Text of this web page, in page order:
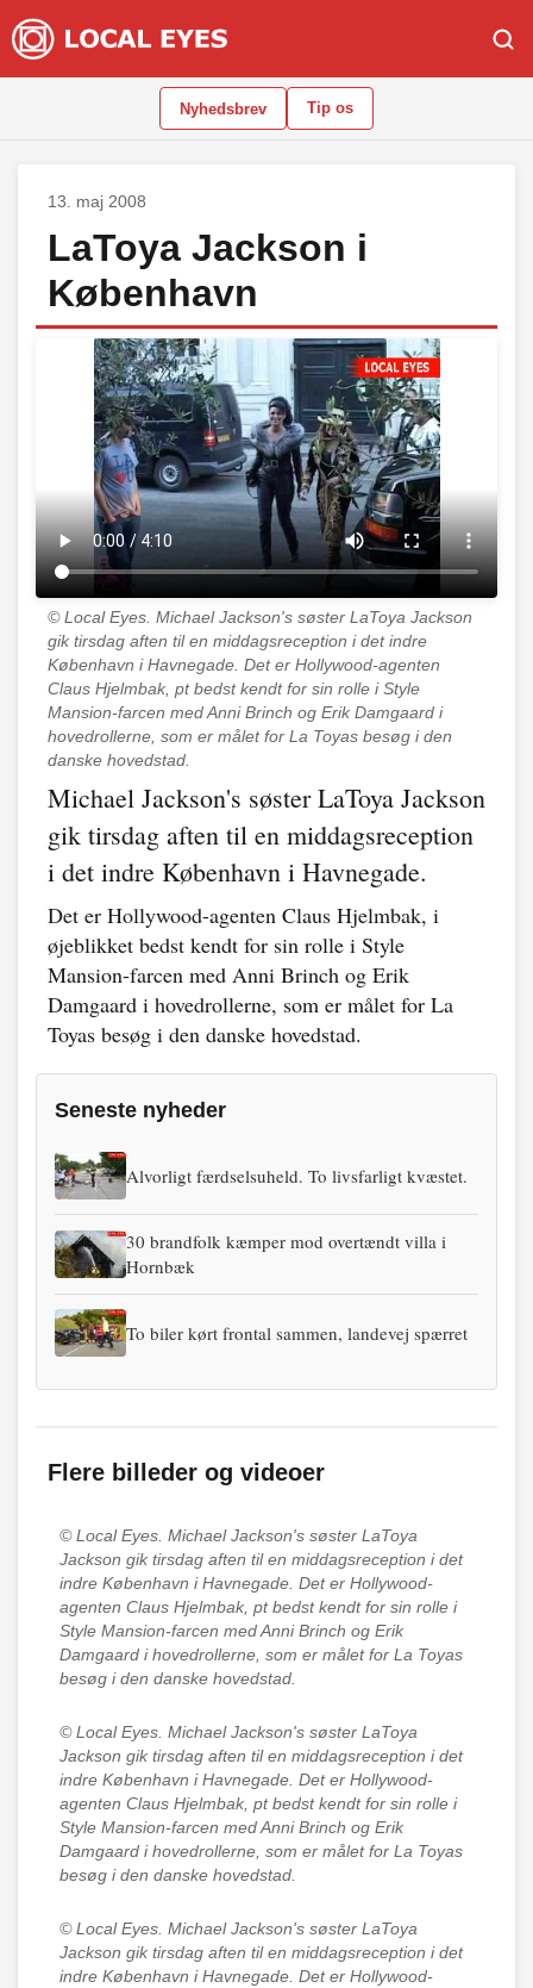
Nyhedsbrev Tip os
13. maj 2008
LaToya Jackson i
København
© Local Eyes. Michael Jackson's søster LaToya Jackson
gik tirsdag aften til en middagsreception i det indre
København i Havnegade. Det er Hollywood-agenten
Claus Hjelmbak, pt bedst kendt for sin rolle i Style
Mansion-farcen med Anni Brinch og Erik Damgaard i
hovedrollerne, som er målet for La Toyas besøg i den
danske hovedstad.
Michael Jackson's søster LaToya Jackson
gik tirsdag aften til en middagsreception
i det indre København i Havnegade.
Det er Hollywood-agenten Claus Hjelmbak, i
øjeblikket bedst kendt for sin rolle i Style
Mansion-farcen med Anni Brinch og Erik
Damgaard i hovedrollerne, som er målet for La
Toyas besøg i den danske hovedstad.
Seneste nyheder
Alvorligt færdselsuheld. To livsfarligt kvæstet.
30 brandfolk kæmper mod overtændt villa i
Hornbæk
To biler kørt frontal sammen, landevej spærret
Flere billeder og videoer
© Local Eyes. Michael Jackson's søster LaToya
Jackson gik tirsdag aften til en middagsreception i det
indre København i Havnegade. Det er Hollywood-
agenten Claus Hjelmbak, pt bedst kendt for sin rolle i
Style Mansion-farcen med Anni Brinch og Erik
Damgaard i hovedrollerne, som er målet for La Toyas
besøg i den danske hovedstad.
© Local Eyes. Michael Jackson's søster LaToya
Jackson gik tirsdag aften til en middagsreception i det
indre København i Havnegade. Det er Hollywood-
agenten Claus Hjelmbak, pt bedst kendt for sin rolle i
Style Mansion-farcen med Anni Brinch og Erik
Damgaard i hovedrollerne, som er målet for La Toyas
besøg i den danske hovedstad.
© Local Eyes. Michael Jackson's søster LaToya
Jackson gik tirsdag aften til en middagsreception i det
indre København i Havnegade. Det er Hollywood-